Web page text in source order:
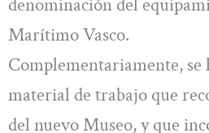
denominación del
Marítimo Vasco.
Complementariamente, se
material de trabajo que
del nuevo Museo, y que